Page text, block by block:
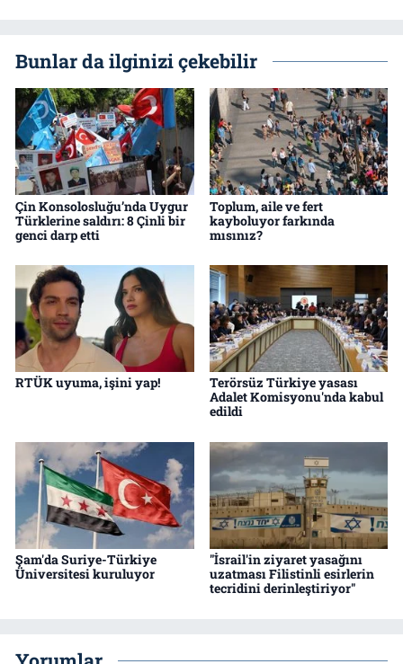
Bunlar da ilginizi çekebilir
Çin Konsolosluğu’nda Uygur
Türklerine saldırı: 8 Çinli bir
genci darp etti
Toplum, aile ve fert
kayboluyor farkında
mısınız?
RTÜK uyuma, işini yap!
Terörsüz Türkiye yasası
Adalet Komisyonu'nda kabul
edildi
Şam'da Suriye-Türkiye
Üniversitesi kuruluyor
"İsrail'in ziyaret yasağını
uzatması Filistinli esirlerin
tecridini derinleştiriyor"